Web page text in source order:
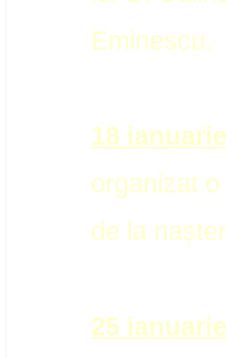
Eminescu.
18
organizat
de la
25